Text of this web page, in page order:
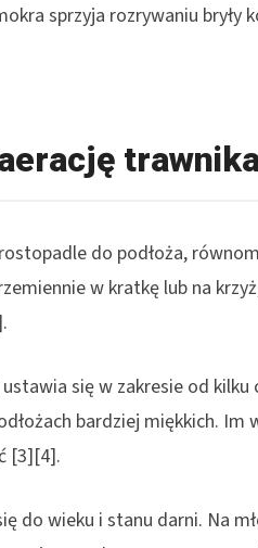
sprzyja rozrywaniu
do podłoża,
w kratkę lub na
się w zakresie od
bardziej miękkich.
[3][4].
do wieku i stanu darni. Na